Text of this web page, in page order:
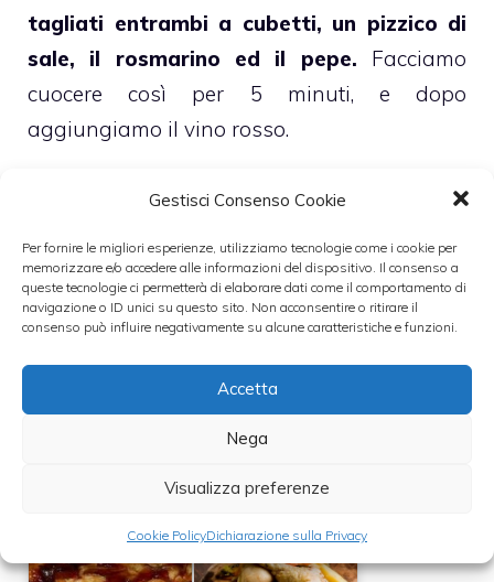
Gestisci Consenso Cookie
Per fornire le migliori esperienze, utilizziamo tecnologie come i cookie per
memorizzare e/o accedere alle informazioni del dispositivo. Il consenso a
queste tecnologie ci permetterà di elaborare dati come il comportamento di
navigazione o ID unici su questo sito. Non acconsentire o ritirare il
consenso può influire negativamente su alcune caratteristiche e funzioni.
Accetta
Nega
Visualizza preferenze
Cookie PolicyDichiarazione sulla Privacy
tagliati entrambi a cubetti, un pizzico di
sale, il rosmarino ed il pepe. Facciamo
cuocere così per 5 minuti, e dopo
aggiungiamo il vino rosso.
Una volta evaporato il vino andiamo ad
la padella e lasciamo cuocere a fuoco dolce
per circa mezz’ora.
Una volta cotto dobbiamo solamente
aggiungere un po’ diprezzemolo